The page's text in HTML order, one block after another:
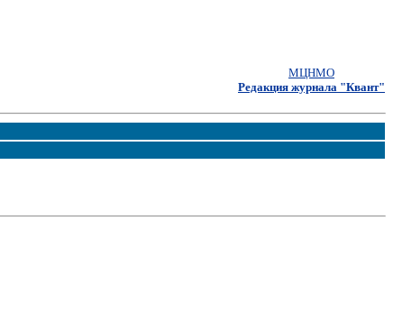
МЦНМО
Редакция журнала "Квант"